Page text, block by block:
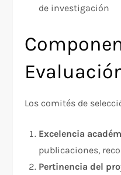
de investigación​
Los comités de
Excelencia
publicaciones,
Pertinencia del